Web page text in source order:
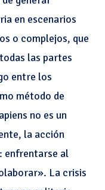
en escenarios
o complejos, que
las partes
entre los
método de
no es un
la acción
enfrentarse al
La crisis